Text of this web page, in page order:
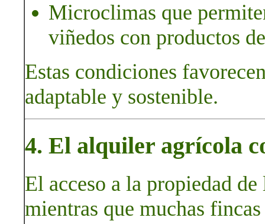
Microclimas que
viñedos con productos
Estas condiciones
adaptable y sostenible.
4. El alquiler agrícola
El acceso a la propiedad
mientras que muchas